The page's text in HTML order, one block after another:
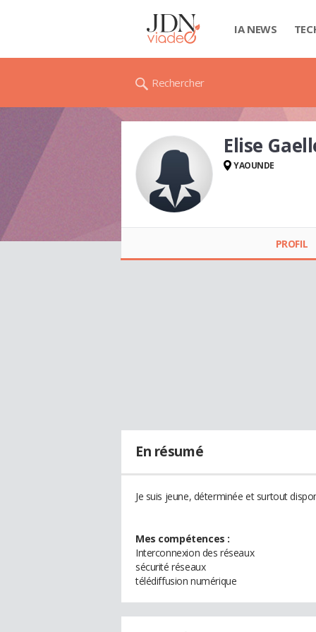
IA NEWS
Rechercher
Elise
YAOUNDE
PROFIL
En résumé
Je suis jeune, déterminée et surtout
Mes compétences :
Interconnexion des réseaux
sécurité réseaux
télédiffusion numérique